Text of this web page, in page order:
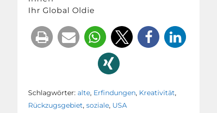
Ihr Global Oldie
Schlagwörter:alte, Erfindungen, Kreativität,
Rückzugsgebiet,soziale, USA